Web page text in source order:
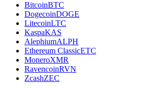
BitcoinBTC
DogecoinDOGE
LitecoinLTC
KaspaKAS
AlephiumALPH
Ethereum ClassicETC
MoneroXMR
RavencoinRVN
ZcashZEC